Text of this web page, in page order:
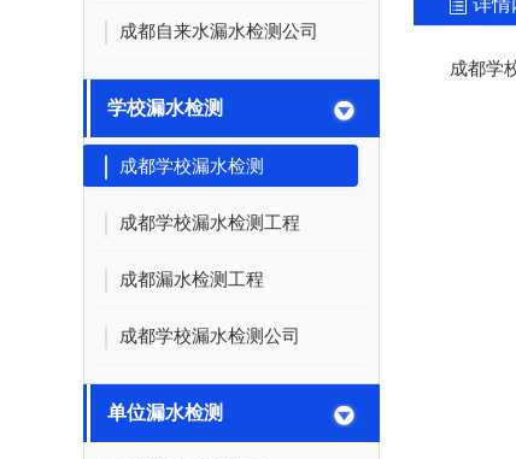
成都自来水漏水检测公司
学校漏水检测
成都学校漏水检测
成都学校漏水检测工程
成都漏水检测工程
成都学校漏水检测公司
单位漏水检测
详情
成都学